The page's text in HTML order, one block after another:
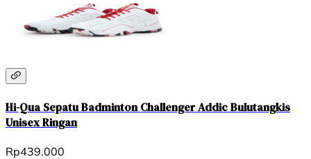
Hi-Qua Sepatu Badminton Challenger Addic Bulutangkis
Unisex Ringan
Rp439.000